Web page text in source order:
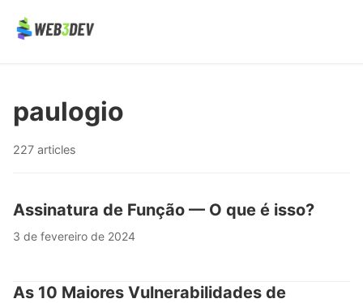
paulogio
227 articles
Assinatura de Função — O que é isso?
3 de fevereiro de 2024
As 10 Maiores Vulnerabilidades de